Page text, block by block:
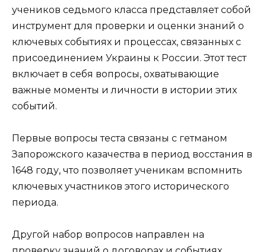
учеников седьмого класса представляет собой
инструмент для проверки и оценки знаний о
ключевых событиях и процессах, связанных с
присоединением Украины к России. Этот тест
включает в себя вопросы, охватывающие
важные моменты и личности в истории этих
событий.
Первые вопросы теста связаны с гетманом
Запорожского казачества в период восстания в
1648 году, что позволяет ученикам вспомнить
ключевых участников этого исторического
периода.
Другой набор вопросов направлен на